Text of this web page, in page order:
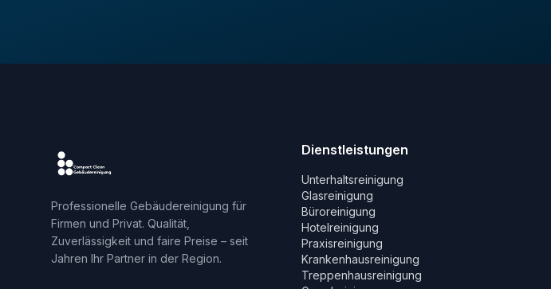
Professionelle Gebäudereinigung für
Firmen und Privat. Qualität,
Zuverlässigkeit und faire Preise – seit
Jahren Ihr Partner in der Region.
Dienstleistungen
Unterhaltsreinigung
Glasreinigung
Büroreinigung
Hotelreinigung
Praxisreinigung
Krankenhausreinigung
Treppenhausreinigung